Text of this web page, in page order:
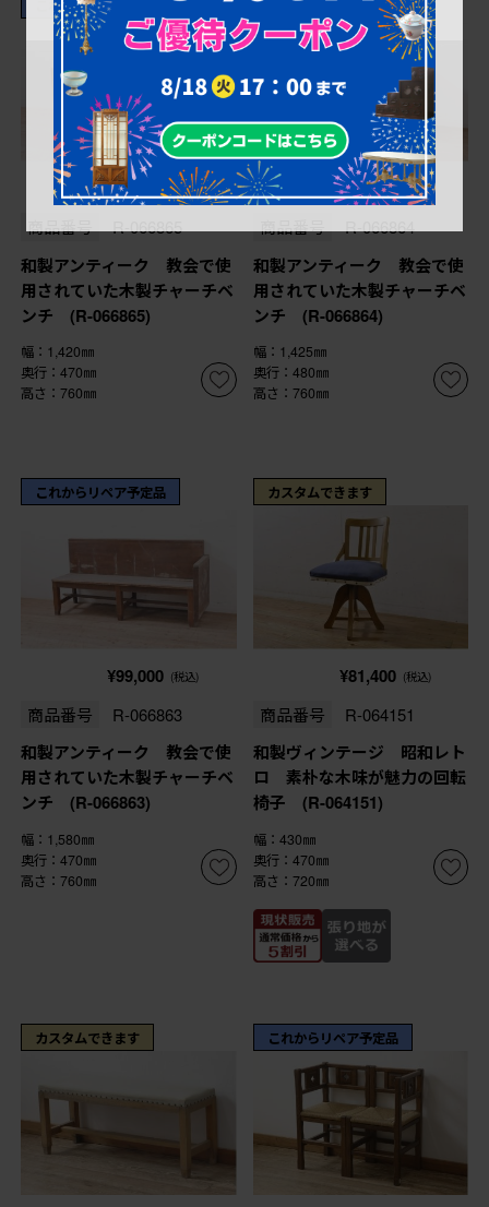
これからリペア予定品
¥99,000 (税込)
商品番号 R-066865
和製アンティーク 教会で使
用されていた木製チャーチベ
ンチ (R-066865)
幅：1,420㎜
奥行：470㎜
高さ：760㎜
これからリペア予定品
¥99,000 (税込)
商品番号 R-066864
和製アンティーク 教会で使
用されていた木製チャーチベ
ンチ (R-066864)
幅：1,425㎜
奥行：480㎜
高さ：760㎜
これからリペア予定品
¥99,000 (税込)
商品番号 R-066863
和製アンティーク 教会で使
用されていた木製チャーチベ
ンチ (R-066863)
幅：1,580㎜
奥行：470㎜
高さ：760㎜
カスタムできます
¥81,400 (税込)
商品番号 R-064151
和製ヴィンテージ 昭和レト
ロ 素朴な木味が魅力の回転
椅子 (R-064151)
幅：430㎜
奥行：470㎜
高さ：720㎜
カスタムできます これからリペア予定品